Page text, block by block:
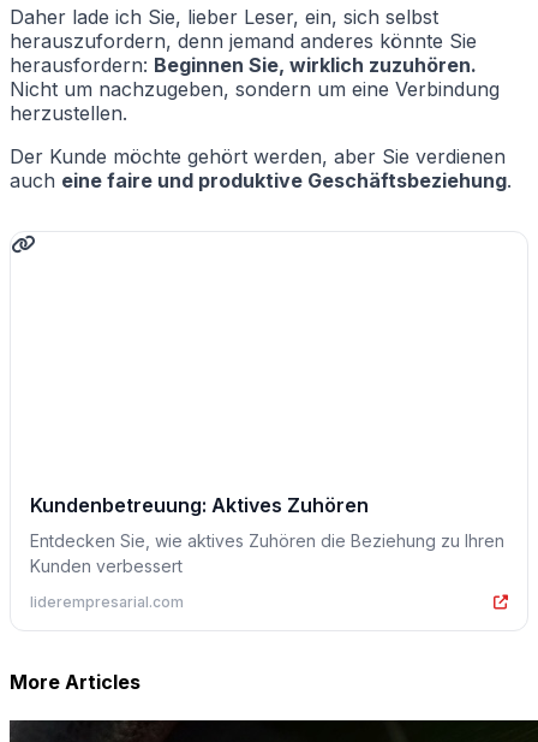
Daher lade ich Sie, lieber Leser, ein, sich selbst
herauszufordern, denn jemand anderes könnte Sie
herausfordern: Beginnen Sie, wirklich zuzuhören.
Nicht um nachzugeben, sondern um eine Verbindung
herzustellen.
Der Kunde möchte gehört werden, aber Sie verdienen
auch eine faire und produktive Geschäftsbeziehung.
Kundenbetreuung: Aktives Zuhören
Entdecken Sie, wie aktives Zuhören die Beziehung zu Ihren
Kunden verbessert
liderempresarial.com
More Articles